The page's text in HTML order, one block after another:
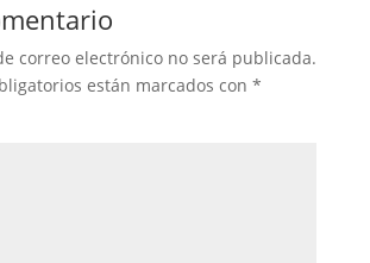
correo electrónico no será publicada.
están marcados con *